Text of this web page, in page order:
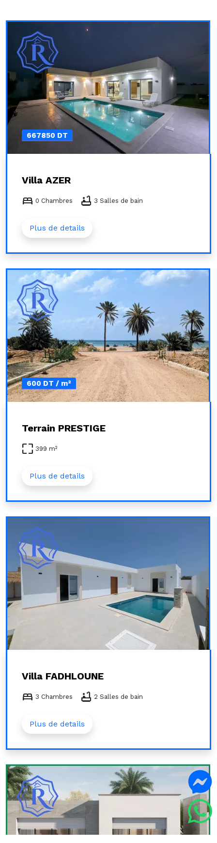
667850 DT
Villa AZER
bed 0 Chambres bathtub 3 Salles de bain
Plus de details
600 DT / m²
Terrain PRESTIGE
pageless 399 m²
Plus de details
Villa FADHLOUNE
bed 3 Chambres bathtub 2 Salles de bain
Plus de details